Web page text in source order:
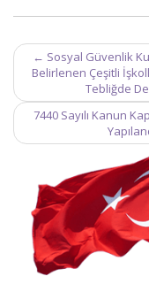
Post
navigation
← Sosyal Güvenlik
Belirlenen Çeşitli
Tebliğde
7440 Sayılı Kanun